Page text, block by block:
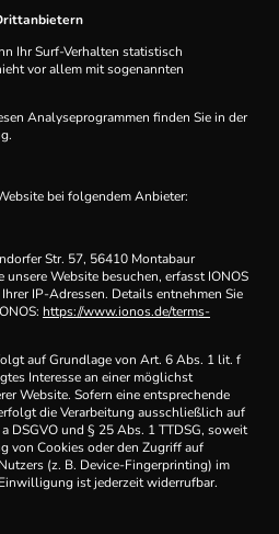
Ihr Surf-Verhalten statistisch
vor allem mit sogenannten
Analyseprogrammen finden Sie in der
bei folgendem Anbieter:
Str. 57, 56410 Montabaur
unsere Website besuchen, erfasst IONOS
IP-Adressen. Details entnehmen Sie
https://www.ionos.de/terms-
auf Grundlage von Art. 6 Abs. 1 lit. f
Interesse an einer möglichst
Website. Sofern eine entsprechende
die Verarbeitung ausschließlich auf
DSGVO und § 25 Abs. 1 TTDSG, soweit
von Cookies oder den Zugriff auf
(z. B. Device-Fingerprinting) im
ist jederzeit widerrufbar.